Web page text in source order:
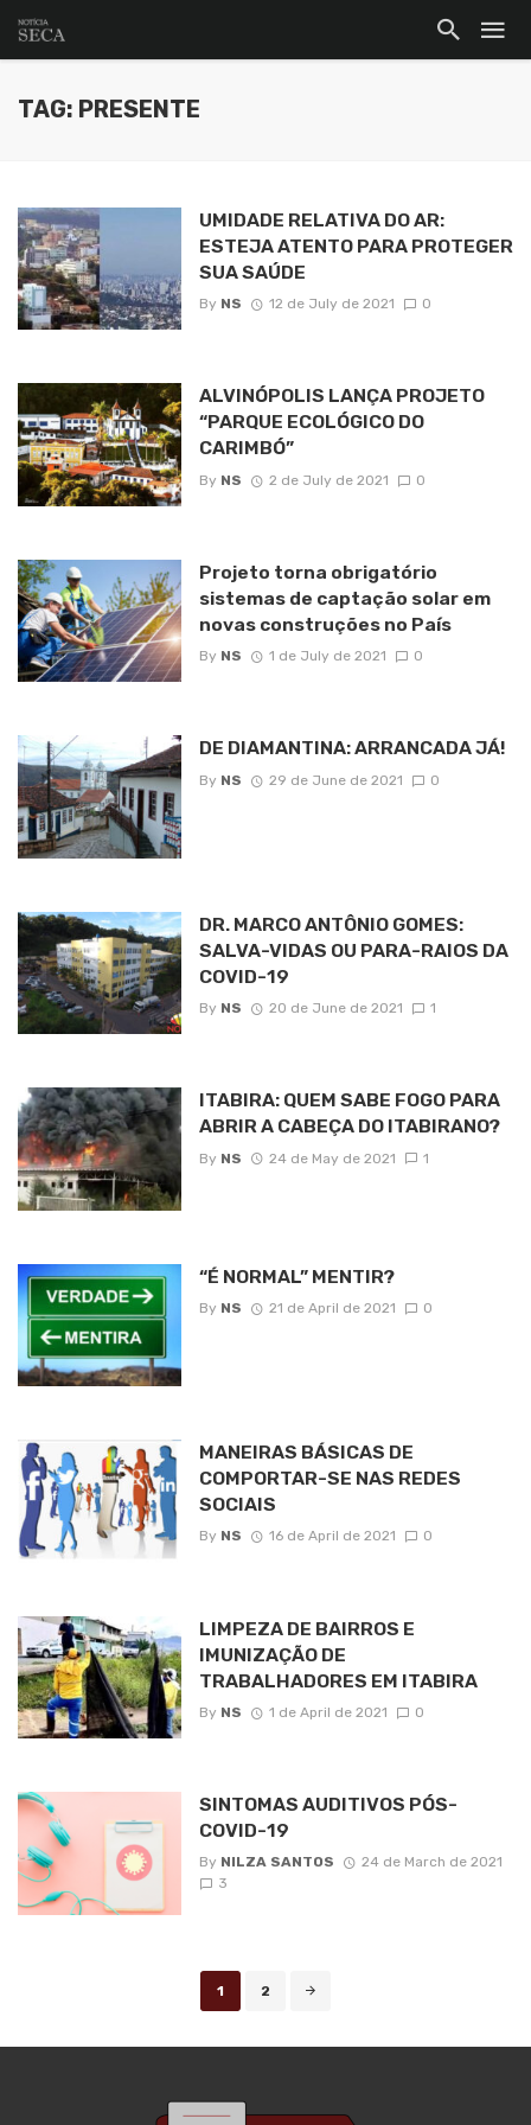
TAG: PRESENTE
UMIDADE RELATIVA DO AR:
ESTEJA ATENTO PARA PROTEGER
SUA SAÚDE
By NS 12 de July de 2021 0
ALVINÓPOLIS LANÇA PROJETO
“PARQUE ECOLÓGICO DO
CARIMBÓ”
By NS 2 de July de 2021 0
Projeto torna obrigatório
sistemas de captação solar em
novas construções no País
By NS 1 de July de 2021 0
DE DIAMANTINA: ARRANCADA JÁ!
By NS 29 de June de 2021 0
DR. MARCO ANTÔNIO GOMES:
SALVA-VIDAS OU PARA-RAIOS DA
COVID-19
By NS 20 de June de 2021 1
ITABIRA: QUEM SABE FOGO PARA
ABRIR A CABEÇA DO ITABIRANO?
By NS 24 de May de 2021 1
“É NORMAL” MENTIR?
By NS 21 de April de 2021 0
MANEIRAS BÁSICAS DE
COMPORTAR-SE NAS REDES
SOCIAIS
By NS 16 de April de 2021 0
LIMPEZA DE BAIRROS E
IMUNIZAÇÃO DE
TRABALHADORES EM ITABIRA
By NS 1 de April de 2021 0
SINTOMAS AUDITIVOS PÓS-
COVID-19
By NILZA SANTOS
24 de March de 2021
3
1 2